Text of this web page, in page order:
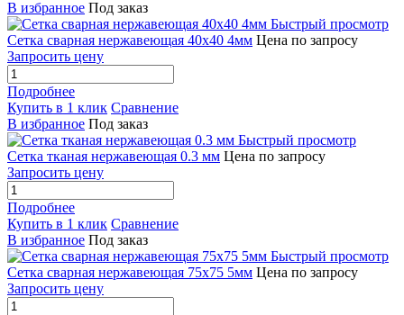
В избранное Под заказ
Быстрый просмотр
Сетка сварная нержавеющая 40х40 4мм Цена по запросу
Запросить цену
Подробнее
Купить в 1 клик Сравнение
В избранное Под заказ
Быстрый просмотр
Сетка тканая нержавеющая 0.3 мм Цена по запросу
Запросить цену
Подробнее
Купить в 1 клик Сравнение
В избранное Под заказ
Быстрый просмотр
Сетка сварная нержавеющая 75х75 5мм Цена по запросу
Запросить цену